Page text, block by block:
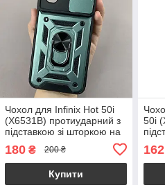
Чохол для Infinix Hot 50i
(X6531B) протиударний з
підставкою зі шторкою на
телефон інфінікс хот 50і
зелений crt
180₴ 200 ₴
Купити
50i
stn
162